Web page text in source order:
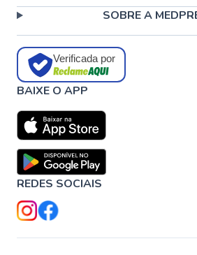
SOBRE A
Verificada por
BAIXE O APP
REDES SOCIAIS